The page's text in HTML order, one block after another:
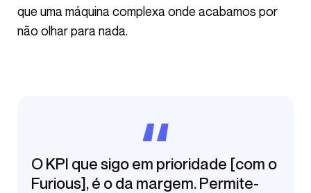
que uma máquina complexa onde acabamos por
não olhar para nada.
O KPI que sigo em prioridade [com o
Furious], é o da margem. Permite-